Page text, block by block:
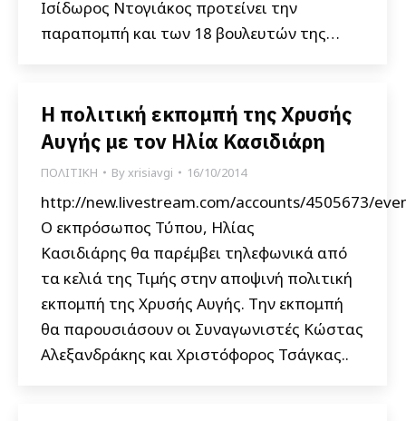
Ισίδωρος Ντογιάκος προτείνει την
παραπομπή και των 18 βουλευτών της…
Η πολιτική εκπομπή της Χρυσής
Αυγής με τον Ηλία Κασιδιάρη
ΠΟΛΙΤΙΚΗ Byxrisiavgi 16/10/2014
http://new.livestream.com/accounts/4505673/
Ο εκπρόσωπος Τύπου, Ηλίας
Κασιδιάρης θα παρέμβει τηλεφωνικά από
τα κελιά της Τιμής στην αποψινή πολιτική
εκπομπή της Χρυσής Αυγής. Την εκπομπή
θα παρουσιάσουν οι Συναγωνιστές Κώστας
Αλεξανδράκης και Χριστόφορος Τσάγκας..